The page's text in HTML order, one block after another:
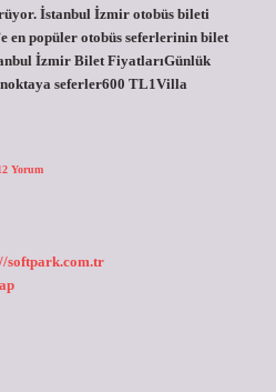
İstanbul İzmir otobüs bileti
en popüler otobüs seferlerinin bilet
İzmir Bilet FiyatlarıGünlük
noktaya seferler600 TL1Villa
Yorum
softpark.com.tr